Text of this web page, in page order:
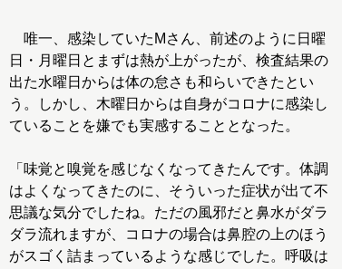
唯一、感染していたMさん、前述のように日曜
日・月曜日とまずは熱が上がったが、検査結果の
出た水曜日からは体の怠さも和らいできたとい
う。しかし、木曜日からは自身がコロナに感染し
ていることを嫌でも実感することとなった。
「味覚と嗅覚を感じなくなってきたんです。体調
はよくなってきたのに、そういった症状が出て不
思議な気分でしたね。ただの風邪だと鼻水がダラ
ダラ流れますが、コロナの場合は鼻腔の上のほう
がスゴく詰まっているような感じでした。呼吸は